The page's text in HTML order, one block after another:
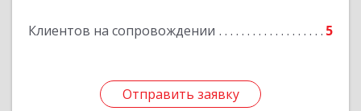
Клиентов на сопровождении 5
Отправить заявку
Отправить заявку